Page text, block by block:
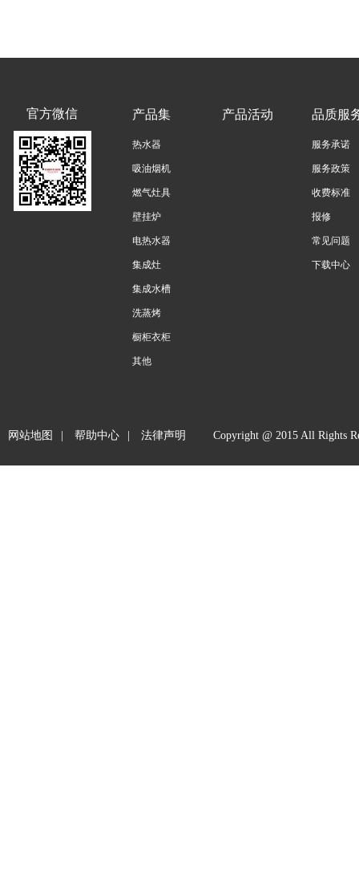
官方微信 产品集
热水器
吸油烟机
燃气灶具
壁挂炉
电热水器
集成灶
集成水槽
洗蒸烤
橱柜衣柜
其他
产品活动 品质服
服务承诺
服务政策
收费标准
报修
常见问题
下载中心
网站地图 | 帮助中心 | 法律声明 Copyright @ 2015 All Rights